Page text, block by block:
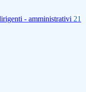
- amministrativi 21